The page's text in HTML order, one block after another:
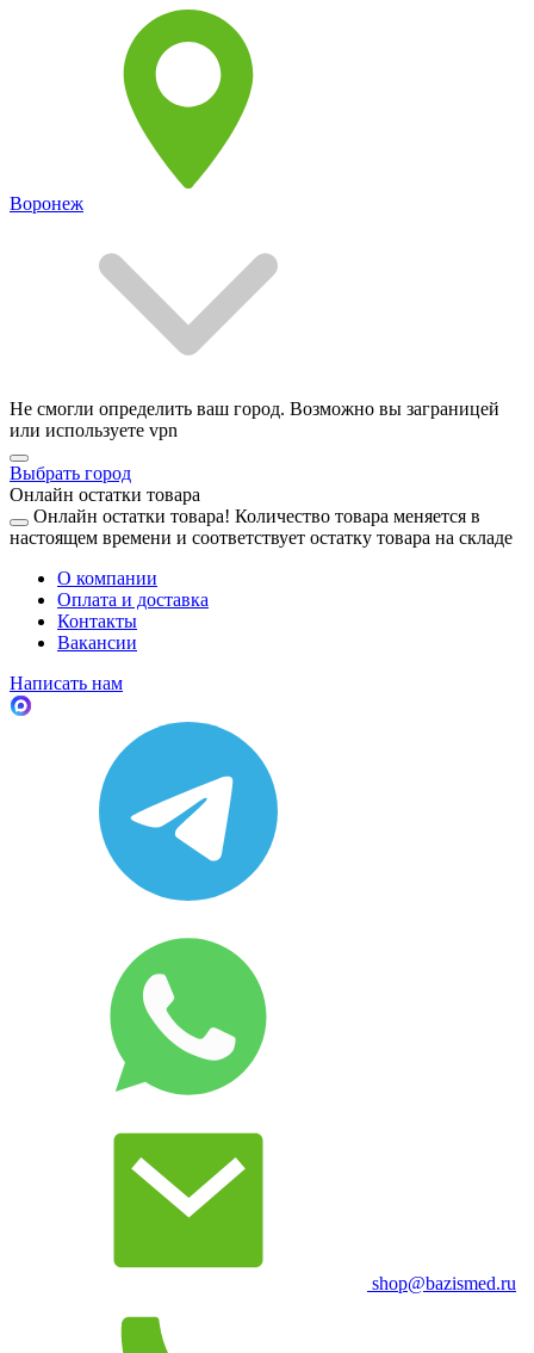
Воронеж
Не смогли определить ваш город. Возможно вы заграницей
или используете vpn
Выбрать город
Онлайн остатки товара
Онлайн остатки товара! Количество товара меняется в
настоящем времени и соответствует остатку товара на складе
О компании
Оплата и доставка
Контакты
Вакансии
Написать нам
shop@bazismed.ru